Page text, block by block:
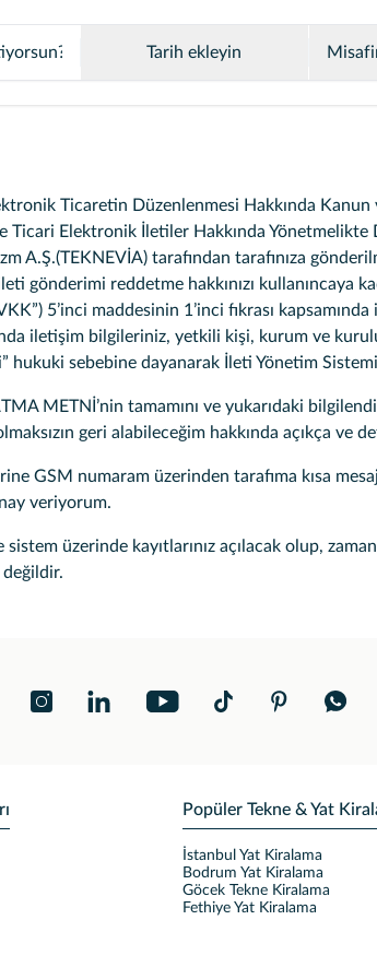
Tarih ekleyin
Ticaretin Düzenlenmesi Hakkında
Elektronik İletiler Hakkında Yönetmelikte
A.Ş.(TEKNEVİA) tarafından tarafınıza
gönderimi reddetme hakkınızı
5’inci maddesinin 1’inci fıkrası
iletişim bilgileriniz, yetkili kişi, kurum ve
hukuki sebebine dayanarak İleti Yönetim
METNİ’nin tamamını ve yukarıdaki
geri alabileceğim hakkında açıkça ve
GSM numaram üzerinden tarafıma kısa
veriyorum.
üzerinde kayıtlarınız açılacak olup,
Popüler Tekne & Yat
İstanbul Yat Kiralama
Bodrum Yat Kiralama
Göcek Tekne Kiralama
Fethiye Yat Kiralama